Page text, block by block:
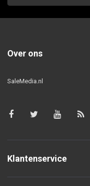
Over ons
SaleMedia.nl
Klantenservice